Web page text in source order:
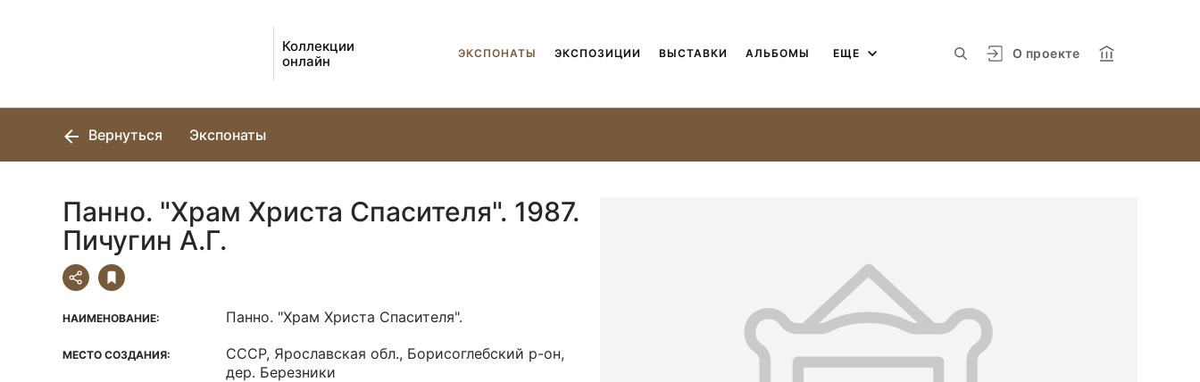
Коллекции
онлайн
О проекте
ЭКСПОНАТЫ ЭКСПОЗИЦИИ ВЫСТАВКИ АЛЬБОМЫ ЕЩЕ
Вернуться Экспонаты
Панно. "Храм Христа Спасителя". 1987.
Пичугин А.Г.
НАИМЕНОВАНИЕ: Панно. "Храм Христа Спасителя".
МЕСТО СОЗДАНИЯ:
СССР, Ярославская обл., Борисоглебский р-он,
дер. Березники